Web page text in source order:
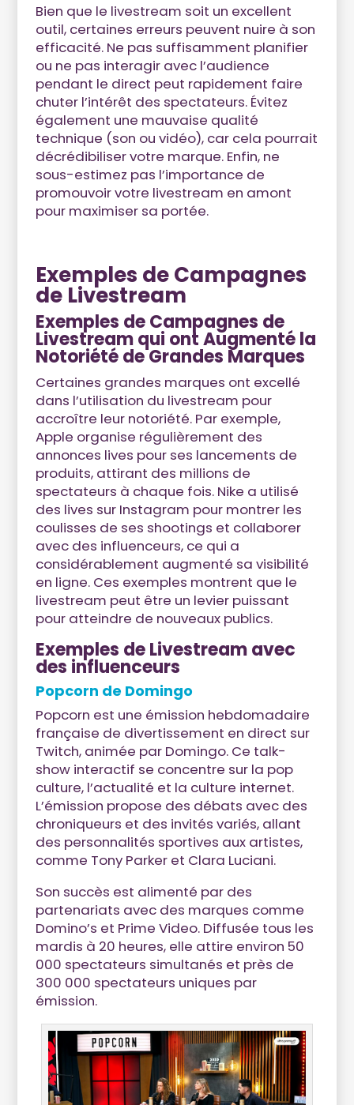
Bien que le livestream soit un excellent
outil, certaines erreurs peuvent nuire à son
efficacité. Ne pas suffisamment planifier
ou ne pas interagir avec l’audience
pendant le direct peut rapidement faire
chuter l’intérêt des spectateurs. Évitez
également une mauvaise qualité
technique (son ou vidéo), car cela pourrait
décrédibiliser votre marque. Enfin, ne
sous-estimez pas l’importance de
promouvoir votre livestream en amont
pour maximiser sa portée.
Exemples de Campagnes
de Livestream
Exemples de Campagnes de
Livestream qui ont Augmenté la
Notoriété de Grandes Marques
Certaines grandes marques ont excellé
dans l’utilisation du livestream pour
accroître leur notoriété. Par exemple,
Apple organise régulièrement des
annonces lives pour ses lancements de
produits, attirant des millions de
spectateurs à chaque fois. Nike a utilisé
des lives sur Instagram pour montrer les
coulisses de ses shootings et collaborer
avec des influenceurs, ce qui a
considérablement augmenté sa visibilité
en ligne. Ces exemples montrent que le
livestream peut être un levier puissant
pour atteindre de nouveaux publics.
Exemples de Livestream avec
des influenceurs
Popcorn de Domingo
Popcorn est une émission hebdomadaire
française de divertissement en direct sur
Twitch, animée par Domingo. Ce talk-
show interactif se concentre sur la pop
culture, l’actualité et la culture internet.
L’émission propose des débats avec des
chroniqueurs et des invités variés, allant
des personnalités sportives aux artistes,
comme Tony Parker et Clara Luciani.
Son succès est alimenté par des
partenariats avec des marques comme
Domino’s et Prime Video. Diffusée tous les
mardis à 20 heures, elle attire environ 50
000 spectateurs simultanés et près de
300 000 spectateurs uniques par
émission.